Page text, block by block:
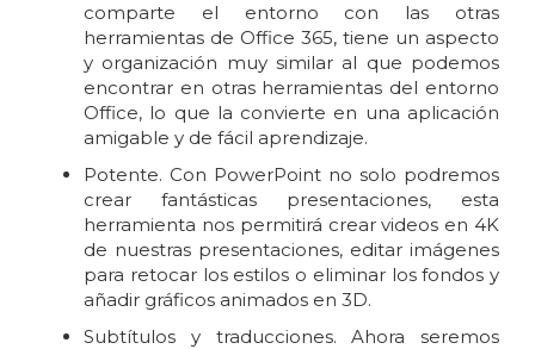
comparte el entorno con las otras
herramientas de Office 365, tiene un aspecto
y organización muy similar al que podemos
encontrar en otras herramientas del entorno
Office, lo que la convierte en una aplicación
amigable y de fácil aprendizaje.
Potente. Con PowerPoint no solo podremos
crear fantásticas presentaciones, esta
herramienta nos permitirá crear videos en 4K
de nuestras presentaciones, editar imágenes
para retocar los estilos o eliminar los fondos y
añadir gráficos animados en 3D.
Subtítulos y traducciones. Ahora seremos